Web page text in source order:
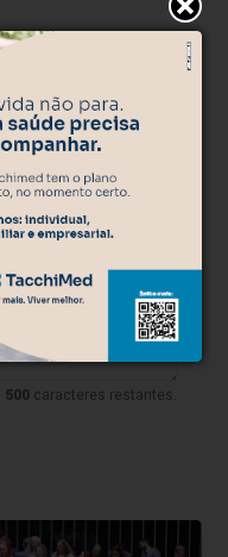
de quem
ou eliminar
do site ou que
500 caracteres restantes.